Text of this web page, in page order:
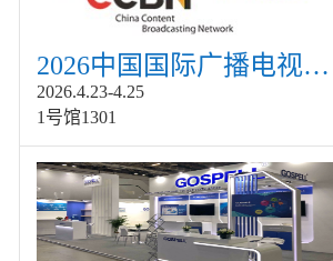
2026中国国际广播电视信息网络展览会展
2026.4.23-4.25
1号馆1301